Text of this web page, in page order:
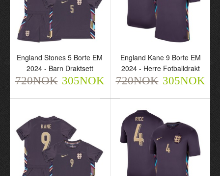
Hjemme EM 2024 - Barn
Draktsett
720NOK 305NOK
EM 2024 - Herre
Fotballdrakt
720NOK 305NOK
England Stones 5 Borte
EM 2024 - Barn Draktsett
England Kane 9 Borte EM
2024 - Herre Fotballdrakt
England Stones 5 Borte EM
2024 - Barn Draktsett
720NOK 305NOK
England Kane 9 Borte EM
2024 - Herre Fotballdrakt
720NOK 305NOK